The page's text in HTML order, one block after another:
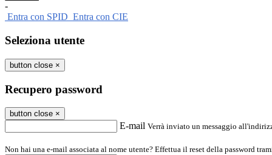
-
Entra con SPID Entra con CIE
Seleziona utente
button close ×
Recupero password
button close ×
E-mail Verrà inviato un messaggio
Non hai una e-mail associata al nome utente? Effettua il reset della password